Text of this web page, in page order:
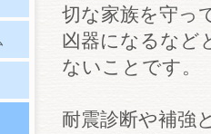
切な家族を守っ
凶器になるなど
ないことです。
耐震診断や補強